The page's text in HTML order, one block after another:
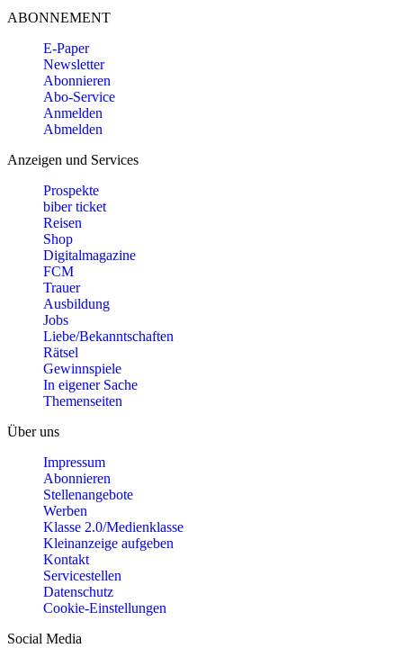
ABONNEMENT
E-Paper
Newsletter
Abonnieren
Abo-Service
Anmelden
Abmelden
Anzeigen und Services
Prospekte
biber ticket
Reisen
Shop
Digitalmagazine
FCM
Trauer
Ausbildung
Jobs
Liebe/Bekanntschaften
Rätsel
Gewinnspiele
In eigener Sache
Themenseiten
Über uns
Impressum
Abonnieren
Stellenangebote
Werben
Klasse 2.0/Medienklasse
Kleinanzeige aufgeben
Kontakt
Servicestellen
Datenschutz
Cookie-Einstellungen
Social Media